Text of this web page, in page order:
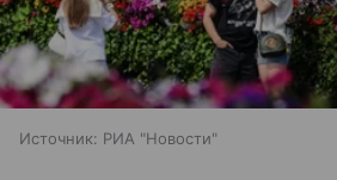
Источник: РИА "Новости"